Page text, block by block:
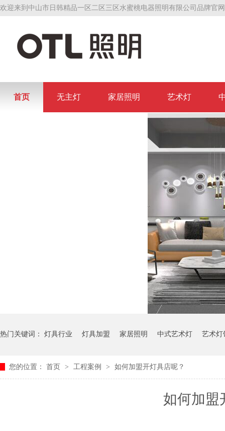
欢迎来到中山市日韩精品一区二区三区水蜜桃电器照明有限公司品牌官
首页 无主灯 家居照明 艺术灯
热门关键词： 灯具行业 灯具加盟 家居照明 中式艺术灯 艺术灯
您的位置： 首页 > 工程案例 > 如何加盟开灯具店呢？
如何加盟开